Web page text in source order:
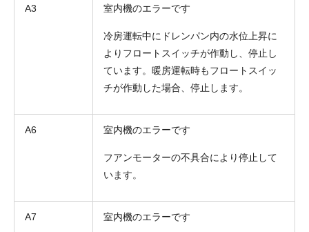
A3 室内機のエラーです
冷房運転中にドレンパン内の水位上昇に
よりフロートスイッチが作動し、停止し
ています。暖房運転時もフロートスイッ
チが作動した場合、停止します。
A6 室内機のエラーです
フアンモーターの不具合により停止して
います。
A7 室内機のエラーです